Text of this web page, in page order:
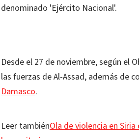
denominado 'Ejército Nacional'.
Desde el 27 de noviembre, según el
las fuerzas de Al-Assad, además de
Damasco.
Leer tambiénOla de violencia en